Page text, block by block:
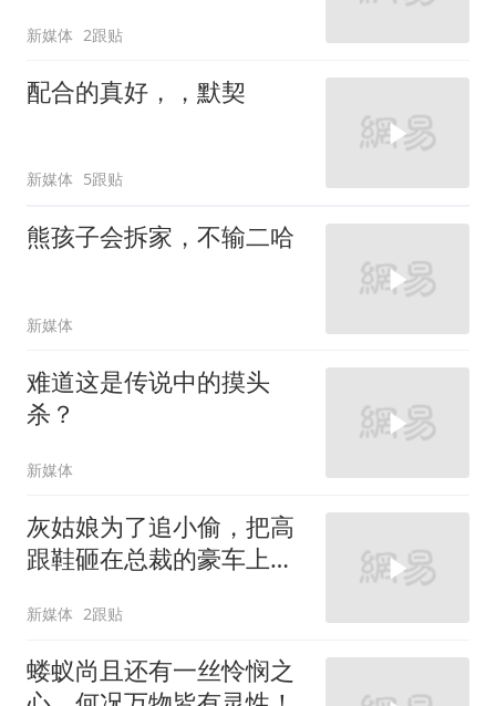
新媒体 2跟贴
配合的真好，，默契
新媒体 5跟贴
熊孩子会拆家，不输二哈
新媒体
难道这是传说中的摸头
杀？
新媒体
灰姑娘为了追小偷，把高
跟鞋砸在总裁的豪车上，
新媒体 2跟贴
蝼蚁尚且还有一丝怜悯之